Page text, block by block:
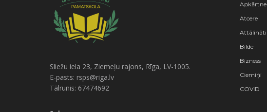
Sliežu iela 23, Ziemeļu rajons, Rīga, LV-1005.
E-pasts: rsps@riga.lv
Tālrunis: 67474692
Apkārtne
Atcere
Attālināti
Bilde
Bizness
Ciemiņi
COVID